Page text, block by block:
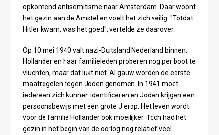
opkomend antisemitisme naar Amsterdam. Daar woont
het gezin aan de Amstel en voelt het zich veilig. "Totdat
Hitler kwam, was het goed", vertelde ze daarover.
Op 10 mei 1940 valt nazi-Duitsland Nederland binnen.
Hollander en haar familieleden proberen nog per boot te
vluchten, maar dat lukt niet. Al gauw worden de eerste
maatregelen tegen Joden genomen. In 1941 moet
iedereen zich kunnen identificeren en Joden krijgen een
persoonsbewijs met een grote J erop. Het leven wordt
voor de familie Hollander ook moeilijker. Toch had het
gezin in het begin van de oorlog nog relatief veel